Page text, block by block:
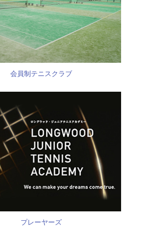
会員制テニスクラブ
プレーヤーズ